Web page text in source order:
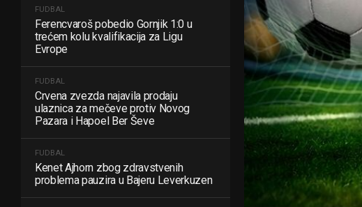
FUDBAL
Ferencvaroš pobedio Gornjik 1:0 u
trećem kolu kvalifikacija za Ligu
Evrope
FUDBAL
Crvena zvezda najavila prodaju
ulaznica za mečeve protiv Novog
Pazara i Hapoel Ber Ševe
FUDBAL
Kenet Ajhorn zbog zdravstvenih
problema pauzira u Bajeru Leverkuzen